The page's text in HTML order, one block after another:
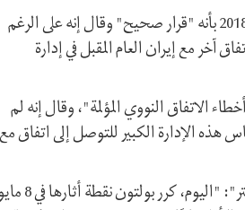
وفي مقاله، وصف جون بولتون انسحاب الولايات المتحدة من الاتفاق النووي في عام 2018 بأنه "قرار صحيح" وقال إنه على الرغم
مع إيران العام المقبل في إدارة
الأسلحة المفروض على إيران في عام 2020 بأنه "أحد أخطاء الاتفاق النووي المؤلمة"، وقال إنه لم
هذه الإدارة الكبير للتوصل إلى اتفاق مع
وردًا على مقال بولتون، كتب وزير خارجية إيران، جواد ظريف، على صفحته على